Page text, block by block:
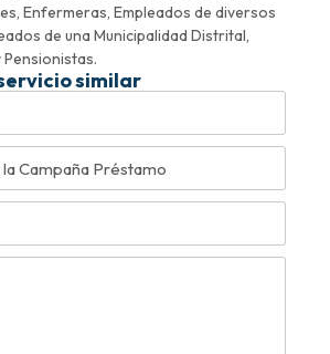
Enfermeras, Empleados de diversos
de una Municipalidad Distrital,
Pensionistas.
similar